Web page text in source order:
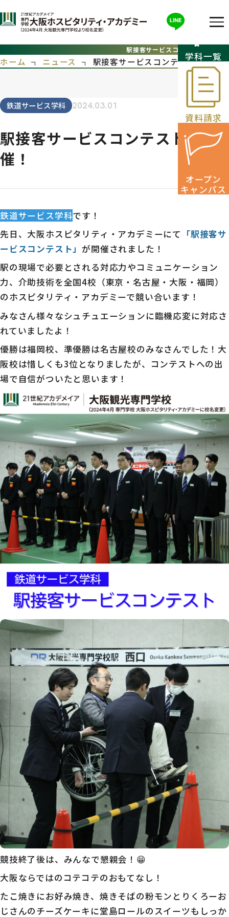
学科一覧
資料請求
オープン
キャンパス
駅接客サービスコンテスト開催！
ホーム ニュース 駅接客サービスコンテスト開催！
鉄道サービス学科 2024.03.01
駅接客サービスコンテスト開
催！
鉄道サービス学科です！
先日、大阪ホスピタリティ・アカデミーにて 「駅接客サ
ービスコンテスト」が開催されました！
駅の現場で必要とされる対応力やコミュニケーション
力、介助技術を全国4校（東京・名古屋・大阪・福岡）
のホスピタリティ・アカデミーで競い合います！
みなさん様々なシュチュエーションに臨機応変に対応さ
れていましたよ！
優勝は福岡校、準優勝は名古屋校のみなさんでした！大
阪校は惜しくも3位となりましたが、コンテストへの出
場で自信がついたと思います！
競技終了後は、みんなで懇親会！😁
大阪ならではのコテコテのおもてなし！
たこ焼きにお好み焼き、焼きそばの粉モンとりくろーお
じさんのチーズケーキに堂島ロールのスイーツもしっか